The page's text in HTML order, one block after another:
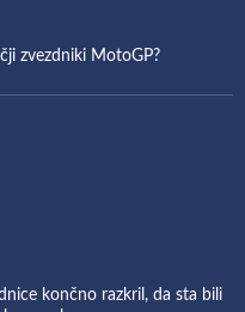
zvezdniki MotoGP?
končno razkril, da sta bili